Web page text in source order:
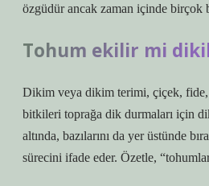
özgüdür ancak zaman içinde birçok
Tohum ekilir mi
Dikim veya dikim terimi, çiçek, fide,
bitkileri toprağa dik durmaları için
altında, bazılarını da yer üstünde
sürecini ifade eder. Özetle,